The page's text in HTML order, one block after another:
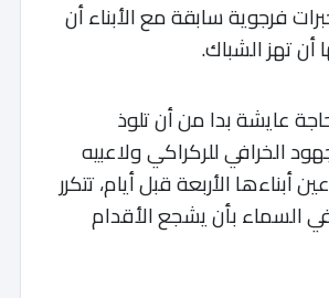
فرجوية سابقة مع الأبناء أن
أن تهز الشباك.
عايشة بدا من أن تلوذ
الخرافي للركراكي ولاعبيه
الأربعة قبل أيام، تتكرر
السماء بأن يشجع الأقدام